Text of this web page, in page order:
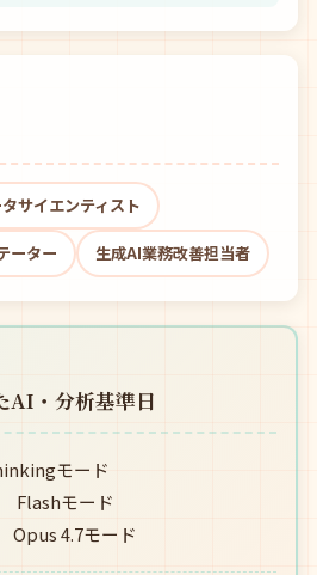
サイエンティスト
ーター 生成AI業務改善担当者
AI・分析基準日
モード
Flashモード
Opus 4.7モード